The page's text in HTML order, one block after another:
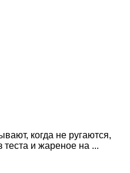
когда не ругаются,
теста и жареное на ...